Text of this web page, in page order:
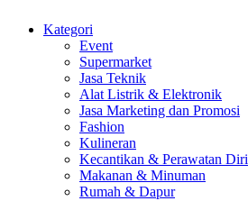
Kategori
Event
Supermarket
Jasa Teknik
Alat Listrik & Elektronik
Jasa Marketing dan Promosi
Fashion
Kulineran
Kecantikan & Perawatan Diri
Makanan & Minuman
Rumah & Dapur